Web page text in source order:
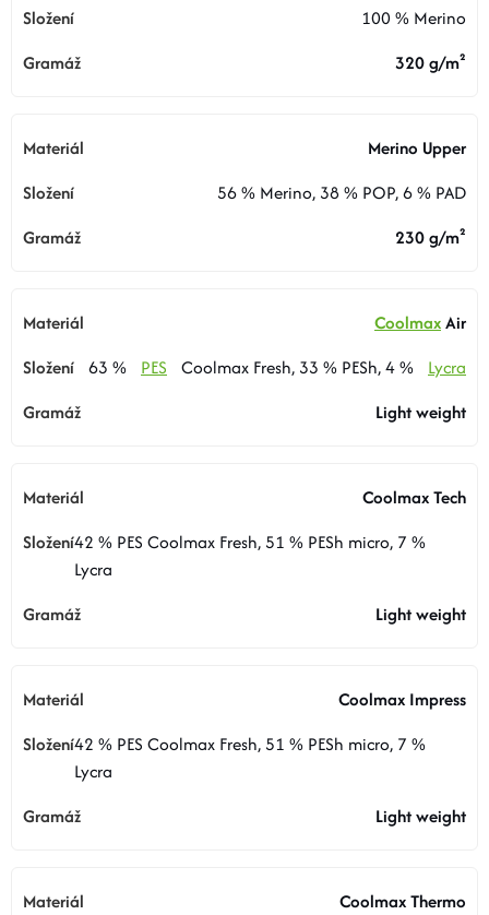
100 % Merino
320 g/m²
Merino Upper
56 % Merino, 38 % POP, 6 % PAD
230 g/m²
CoolmaxAir
63 %
PES Coolmax Fresh, 33 % PESh, 4 %
Lycra
Light weight
Coolmax Tech
42 % PES Coolmax Fresh, 51 % PESh micro, 7 %
Lycra
Light weight
Coolmax Impress
42 % PES Coolmax Fresh, 51 % PESh micro, 7 %
Lycra
Light weight
Coolmax Thermo